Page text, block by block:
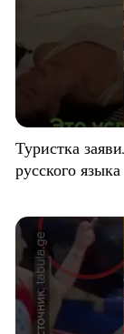
Туристка
русского языка